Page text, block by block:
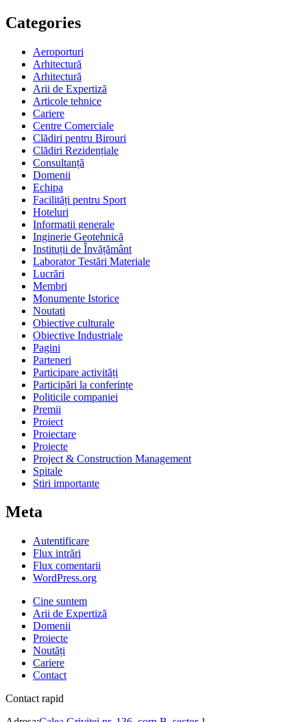
Categories
Aeroporturi
Arhitectură
Arhitectură
Arii de Expertiză
Articole tehnice
Cariere
Centre Comerciale
Clădiri pentru Birouri
Clădiri Rezidențiale
Consultanță
Domenii
Echipa
Facilități pentru Sport
Hoteluri
Informatii generale
Inginerie Geotehnică
Instituții de Învățământ
Laborator Testări Materiale
Lucrări
Membri
Monumente Istorice
Noutati
Obiective culturale
Obiective Industriale
Pagini
Parteneri
Participare activități
Participări la conferințe
Politicile companiei
Premii
Proiect
Proiectare
Proiecte
Project & Construction Management
Spitale
Stiri importante
Meta
Autentificare
Flux intrări
Flux comentarii
WordPress.org
Cine suntem
Arii de Expertiză
Domenii
Proiecte
Noutăți
Cariere
Contact
Contact rapid